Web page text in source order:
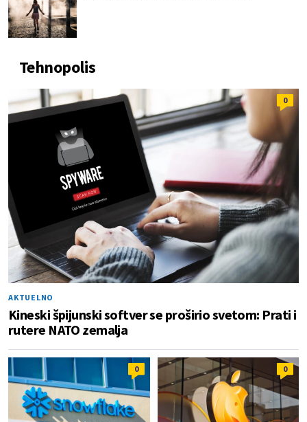
Tehnopolis
0
AKTUELNO
Kineski špijunski softver se proširio svetom: Prati i
rutere NATO zemalja
0 0